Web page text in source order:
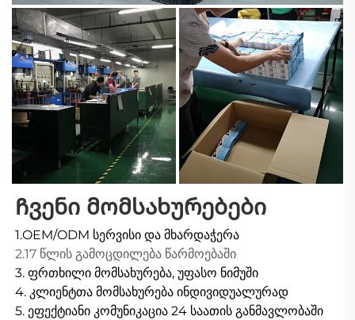
Ჩვენი მომსახურებები
1.OEM/ODM სერვისი და მხარდაჭერა
2.17 წლის გამოცდილება წარმოებაში
3. ფრთხილი მომსახურება, უფასო ნიმუში
4. კლიენტთა მომსახურება ინდივიდუალურად
5. ეფექტიანი კომუნიკაცია 24 საათის განმავლობაში